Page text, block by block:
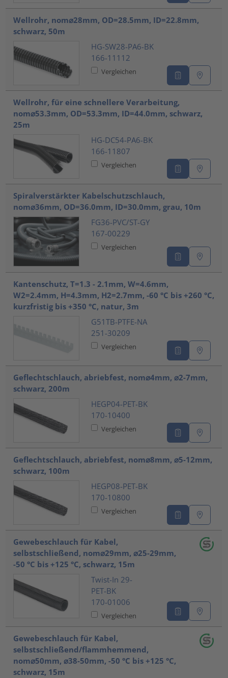
Wellrohr, nom⌀28mm, OD=28.5mm, ID=22.8mm,
schwarz, 50m
HG-SW28-PA6-BK
166-11112
Vergleichen
Wellrohr, für eine schnellere Verarbeitung,
nom⌀53.3mm, OD=53.3mm, ID=44.0mm, schwarz,
25m
HG-DC54-PA6-BK
166-11807
Vergleichen
Spiralverstärkter Kabelschutzschlauch,
nom⌀36mm, OD=36.0mm, ID=30.0mm, grau, 10m
FG36-PVC/ST-GY
167-00229
Vergleichen
Kantenschutz, T=1.3 - 2.1mm, W=4.6mm,
W2=2.4mm, H=4.3mm, H2=2.7mm, -60 °C bis +260 °C,
kurzfristig bis +350 °C, natur, 3m
G51TB-PTFE-NA
251-30209
Vergleichen
Geflechtschlauch, abriebfest, nom⌀4mm, ⌀2-7mm,
schwarz, 200m
HEGP04-PET-BK
170-10400
Vergleichen
Geflechtschlauch, abriebfest, nom⌀8mm, ⌀5-12mm,
schwarz, 100m
HEGP08-PET-BK
170-10800
Vergleichen
Gewebeschlauch für Kabel,
selbstschließend, nom⌀29mm, ⌀25-29mm,
-50 °C bis +125 °C, schwarz, 15m
Twist-In 29-
PET-BK
170-01006
Vergleichen
Gewebeschlauch für Kabel,
selbstschließend/flammhemmend,
nom⌀50mm, ⌀38-50mm, -50 °C bis +125 °C,
schwarz, 15m